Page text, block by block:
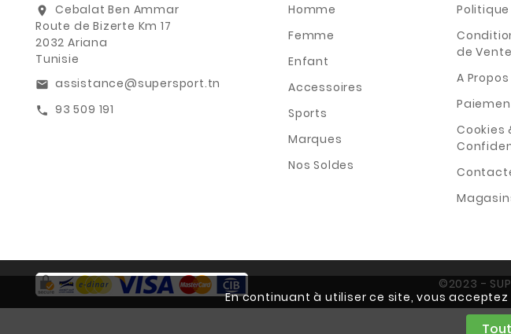
En continuant à utiliser ce site, vous acceptez
location_on
Cebalat Ben Ammar
Route de Bizerte Km 17
2032 Ariana
Tunisie
email assistance@supersport.tn
call 93 509 191
Homme
Femme
Enfant
Accessoires
Sports
Marques
Nos Soldes
de Vente
A
Cookies
©2023 -